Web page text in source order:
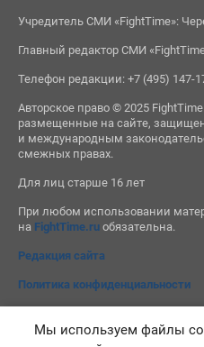
Учредитель СМИ «FightTime»:
Главный редактор СМИ
Телефон редакции: +7 (495) 147-
Авторское право © 2025
размещенные на сайте,
и международным
смежных правах.
Для лиц старше 16 лет
При любом использовании
на FightTime.ruобязательна.
Редакция сайта
Политика конфиденциальности
Мы используем файлы